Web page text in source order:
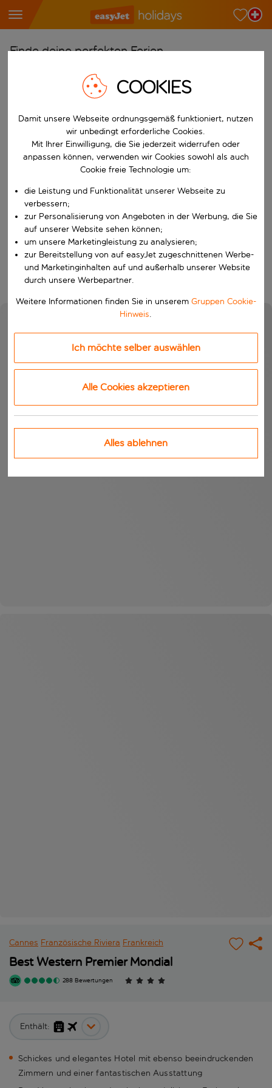
Finde deine perfekten Ferien
Beginne mit der Eingabe für die automatische
Wähle deine Flughäfen
Beginne mit der Eingabe für die automatische
Reiseziele finden
Nach
W&auml;hle ein Ab- und R&uuml;ckflugdatum aus.
Wann
Wer
Suchen
Cannes Französische Riviera Frankreich
Best Western Premier Mondial
288 Bewertungen
Enthält:
Schickes und elegantes Hotel mit ebenso beeindruckenden
Zimmern und einer fantastischen Ausstattung
COOKIES
Damit unsere Webseite ordnungsgemäß funktioniert, nutzen
wir unbedingt erforderliche Cookies.
Mit Ihrer Einwilligung, die Sie jederzeit widerrufen oder
anpassen können, verwenden wir Cookies sowohl als auch
Cookie freie Technologie um:
die Leistung und Funktionalität unserer Webseite zu
verbessern;
zur Personalisierung von Angeboten in der Werbung, die Sie
auf unserer Website sehen können;
um unsere Marketingleistung zu analysieren;
zur Bereitstellung von auf easyJet zugeschnittenen Werbe-
und Marketinginhalten auf und außerhalb unserer Website
durch unsere Werbepartner.
Weitere Informationen finden Sie in unserem Gruppen Cookie-
Hinweis.
Ich möchte selber auswählen
Alle Cookies akzeptieren
Alles ablehnen